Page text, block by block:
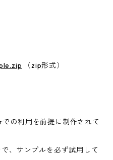
（zip形式）
の利用を前提に制作されて
、サンプルを必ず試用して